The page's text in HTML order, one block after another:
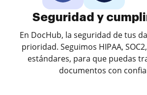
Seguridad y
En DocHub, la seguridad de tus
prioridad. Seguimos HIPAA,
estándares, para que puedas
documentos con